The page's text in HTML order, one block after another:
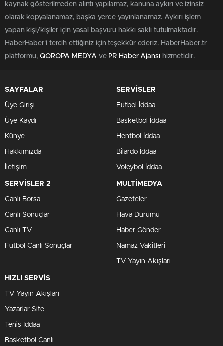
Türkiye, sanayi alanında çarpıcı bir dönüşümün eşiğinde.
Sanayi ve Teknoloji Bakanı Kacır, geçen günlerde tanıttığı
“Sanayi Alanları Master Planı” ile önümüzdeki 30 yılın yol
haritasını belirlediklerini duyurdu. Bu plan doğrultusunda,
mevcut Organize Sanayi Bölgeleri’nin (OSB) ortalama 11
katı büyüklüğünde mega endüstriyel bölgeler kurulacak.
Bu bölgeler, yatırımcıya yüksek performans sunmayı
Özellikleri